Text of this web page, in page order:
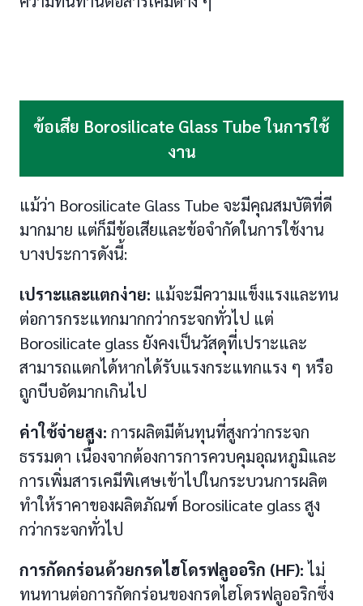
ข้อเสีย Borosilicate Glass Tube ในการใช้
งาน
แม้ว่า Borosilicate Glass Tube จะมีคุณสมบัติที่ดี
มากมาย แต่ก็มีข้อเสียและข้อจำกัดในการใช้งาน
บางประการดังนี้:
เปราะและแตกง่าย: แม้จะมีความแข็งแรงและทน
ต่อการกระแทกมากกว่ากระจกทั่วไป แต่
Borosilicate glass ยังคงเป็นวัสดุที่เปราะและ
สามารถแตกได้หากได้รับแรงกระแทกแรง ๆ หรือ
ถูกบีบอัดมากเกินไป
ค่าใช้จ่ายสูง: การผลิตมีต้นทุนที่สูงกว่ากระจก
ธรรมดา เนื่องจากต้องการการควบคุมอุณหภูมิและ
การเพิ่มสารเคมีพิเศษเข้าไปในกระบวนการผลิต
ทำให้ราคาของผลิตภัณฑ์ Borosilicate glass สูง
กว่ากระจกทั่วไป
การกัดกร่อนด้วยกรดไฮโดรฟลูออริก (HF): ไม่
ทนทานต่อการกัดกร่อนของกรดไฮโดรฟลูออริกซึ่ง